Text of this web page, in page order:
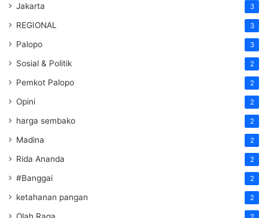
Jakarta 3
REGIONAL 3
Palopo 3
Sosial & Politik 2
Pemkot Palopo 2
Opini 2
harga sembako 2
Madina 2
Rida Ananda 2
#Banggai 2
ketahanan pangan 2
Olah Raga